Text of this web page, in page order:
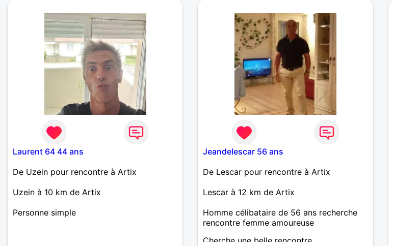
dérange pas.
Laurent 64 44 ans
De Uzein pour rencontre à Artix
Uzein à 10 km de Artix
Personne simple
Jeandelescar 56 ans
De Lescar pour rencontre à Artix
Lescar à 12 km de Artix
Homme célibataire de 56 ans recherche
rencontre femme amoureuse
Cherche une belle rencontre